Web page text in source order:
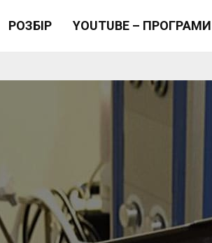
РОЗБІР YOUTUBE – ПРОГРАМИ